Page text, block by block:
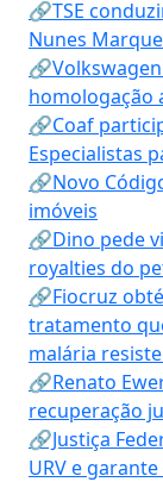
🔗TSE
Nunes
homologação
🔗Coaf
Especialistas
🔗Novo
imóveis
🔗Dino pede
royalties do
🔗Fiocruz
tratamento
malária
🔗Renato
recuperação
🔗Justiça
URV e